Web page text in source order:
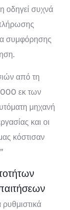
οδηγεί συχνά
συμφόρησης
από τη
εκ των
μηχανή
και οι
κόστισαν